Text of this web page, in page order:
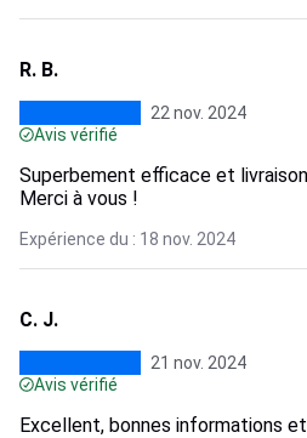
R. B.
22 nov. 2024
Avis vérifié
Superbement efficace et
Merci à vous !
Expérience du : 18 nov. 2024
C. J.
21 nov. 2024
Avis vérifié
Excellent, bonnes informations